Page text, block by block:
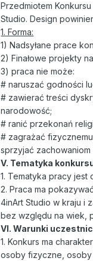
Przedmiotem
Studio. Design
1. Forma:
1) Nadsyłane prace
2) Finałowe projekty
3) praca nie może:
# naruszać godności
# zawierać treści
narodowość;
# ranić przekonań
# zagrażać
sprzyjać
V. Tematyka
1. Tematyka pracy jest
2. Praca ma
4inArt Studio w kraju i
bez względu na wiek,
VI. Warunki
1. Konkurs ma
osoby fizyczne,